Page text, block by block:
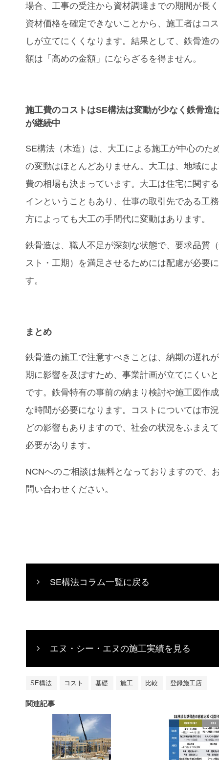
場合、工事の受注から資材調達までの期間が長
資材価格を確定できないことから、施工者はコ
しが立てにくくなります。結果として、鉄骨造
額は「高めの金額」にならざるを得ません。
施工費のコストはSE構法は変動が少なく鉄骨造
が継続中
SE構法（木造）は、大工による施工が中心のた
の変動はほとんどありません。大工は、地域に
費の相場も決まっています。大工は住宅に関す
インということもあり、仕事の取引先である工
方によっても大工の手間代に変動はあります。
鉄骨造は、職人不足が深刻な状態で、要求品質
スト・工期）を満足させるためには配慮が必要
す。
まとめ
鉄骨造の施工で注意すべきことは、納期の遅れ
期に影響を及ぼすため、事業計画が立てにくい
です。鉄骨特有の事前の納まり検討や施工図作
な時間が必要になります。コストについては市
どの影響もありますので、社会の状況をふまえ
必要があります。
NCNへのご相談は無料となっておりますので、
問い合わせください。
SE構法コラム一覧に戻る
エヌ・シー・エヌの施工実績を見る
SE構法 コスト 基礎 施工 比較 登録施工店
関連記事